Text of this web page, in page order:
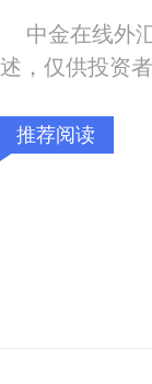
中金在线外
述，仅供投资
推荐阅读